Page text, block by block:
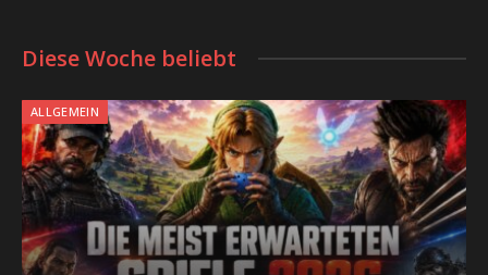
Diese Woche beliebt
ALLGEMEIN